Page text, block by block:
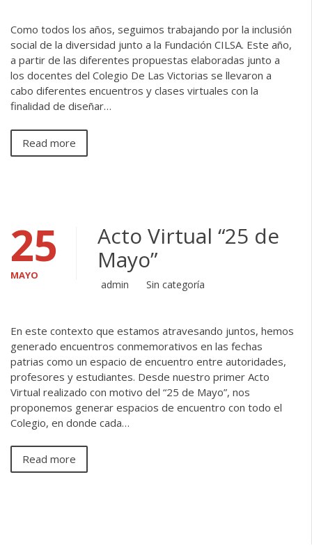
Como todos los años, seguimos trabajando por la inclusión
social de la diversidad junto a la Fundación CILSA. Este año,
a partir de las diferentes propuestas elaboradas junto a
los docentes del Colegio De Las Victorias se llevaron a
cabo diferentes encuentros y clases virtuales con la
finalidad de diseñar…
Read more
25
MAYO
Acto Virtual “25 de
Mayo”
admin Sin categoría
En este contexto que estamos atravesando juntos, hemos
generado encuentros conmemorativos en las fechas
patrias como un espacio de encuentro entre autoridades,
profesores y estudiantes. Desde nuestro primer Acto
Virtual realizado con motivo del “25 de Mayo”, nos
proponemos generar espacios de encuentro con todo el
Colegio, en donde cada…
Read more